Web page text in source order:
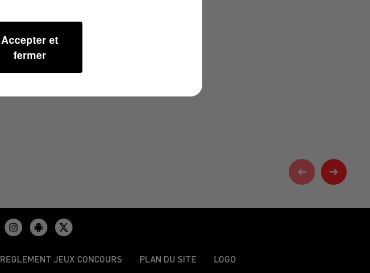
REGLEMENT JEUX CONCOURS PLAN DU SITE LOGO
Accepter et
fermer